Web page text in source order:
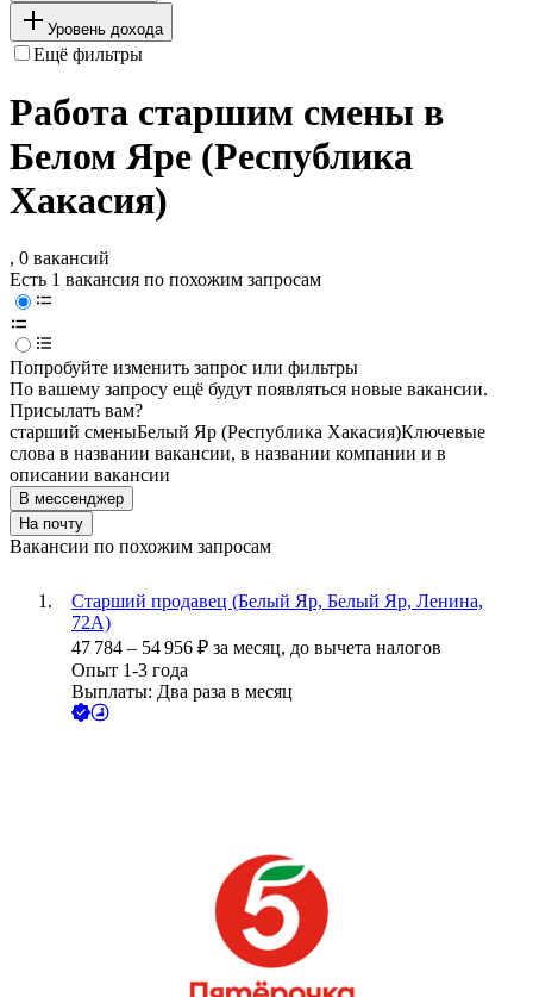
Уровень дохода
Ещё фильтры
Работа старшим смены в
Белом Яре (Республика
Хакасия)
, 0 вакансий
Есть 1 вакансия по похожим запросам
Попробуйте изменить запрос или фильтры
По вашему запросу ещё будут появляться новые вакансии.
Присылать вам?
старший сменыБелый Яр (Республика Хакасия)Ключевые
слова в названии вакансии, в названии компании и в
описании вакансии
В мессенджер
На почту
Вакансии по похожим запросам
Старший продавец (Белый Яр, Белый Яр, Ленина,
72А)
47 784 – 54 956 ₽ за месяц, до вычета налогов
Опыт 1-3 года
Выплаты: Два раза в месяц